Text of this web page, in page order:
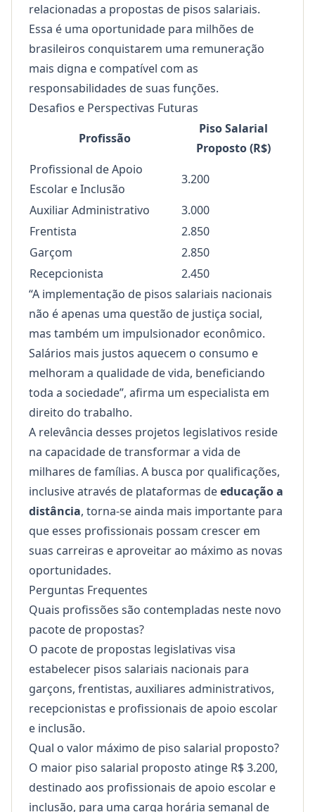
relacionadas a propostas de pisos salariais.
Essa é uma oportunidade para milhões de
brasileiros conquistarem uma remuneração
mais digna e compatível com as
responsabilidades de suas funções.
Desafios e Perspectivas Futuras
Profissão
Piso Salarial
Proposto (R$)
Profissional de Apoio
Escolar e Inclusão
3.200
Auxiliar Administrativo
3.000
Frentista
2.850
Garçom
2.850
Recepcionista
2.450
“A implementação de pisos salariais nacionais
não é apenas uma questão de justiça social,
mas também um impulsionador econômico.
Salários mais justos aquecem o consumo e
melhoram a qualidade de vida, beneficiando
toda a sociedade”, afirma um especialista em
direito do trabalho.
A relevância desses projetos legislativos reside
na capacidade de transformar a vida de
milhares de famílias. A busca por qualificações,
inclusive através de plataformas deeducação a
distância, torna-se ainda mais importante para
que esses profissionais possam crescer em
suas carreiras e aproveitar ao máximo as novas
oportunidades.
Perguntas Frequentes
Quais profissões são contempladas neste novo
pacote de propostas?
O pacote de propostas legislativas visa
estabelecer pisos salariais nacionais para
garçons, frentistas, auxiliares administrativos,
recepcionistas e profissionais de apoio escolar
e inclusão.
Qual o valor máximo de piso salarial proposto?
O maior piso salarial proposto atinge R$ 3.200,
destinado aos profissionais de apoio escolar e
inclusão, para uma carga horária semanal de